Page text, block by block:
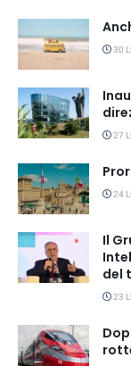
30
27
24
Il
del
23